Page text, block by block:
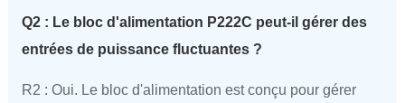
Q2 : Le bloc d'alimentation P222C peut-il gérer des
entrées de puissance fluctuantes ?
R2 : Oui. Le bloc d'alimentation est conçu pour gérer